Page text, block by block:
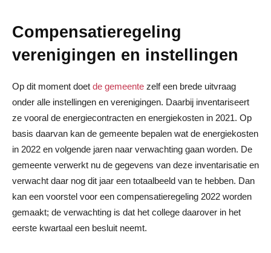
Compensatieregeling
verenigingen en instellingen
Op dit moment doet de gemeente zelf een brede uitvraag
onder alle instellingen en verenigingen. Daarbij inventariseert
ze vooral de energiecontracten en energiekosten in 2021. Op
basis daarvan kan de gemeente bepalen wat de energiekosten
in 2022 en volgende jaren naar verwachting gaan worden. De
gemeente verwerkt nu de gegevens van deze inventarisatie en
verwacht daar nog dit jaar een totaalbeeld van te hebben. Dan
kan een voorstel voor een compensatieregeling 2022 worden
gemaakt; de verwachting is dat het college daarover in het
eerste kwartaal een besluit neemt.